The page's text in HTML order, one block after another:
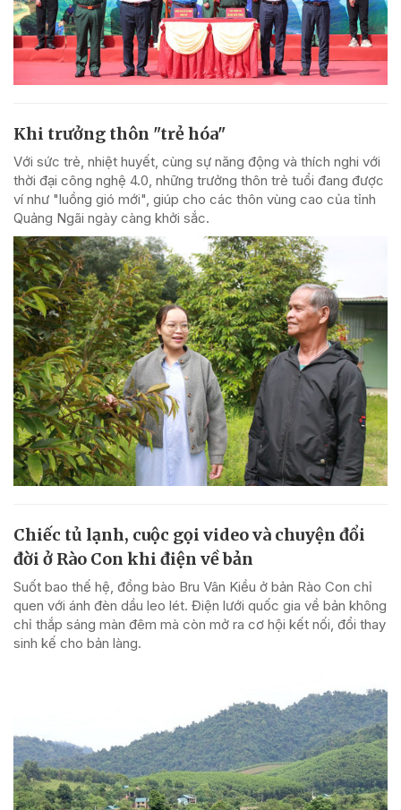
Khi trưởng thôn "trẻ hóa"
Với sức trẻ, nhiệt huyết, cùng sự năng động và thích nghi với
thời đại công nghệ 4.0, những trưởng thôn trẻ tuổi đang được
ví như "luồng gió mới", giúp cho các thôn vùng cao của tỉnh
Quảng Ngãi ngày càng khởi sắc.
Chiếc tủ lạnh, cuộc gọi video và chuyện đổi
đời ở Rào Con khi điện về bản
Suốt bao thế hệ, đồng bào Bru Vân Kiều ở bản Rào Con chỉ
quen với ánh đèn dầu leo lét. Điện lưới quốc gia về bản không
chỉ thắp sáng màn đêm mà còn mở ra cơ hội kết nối, đổi thay
sinh kế cho bản làng.